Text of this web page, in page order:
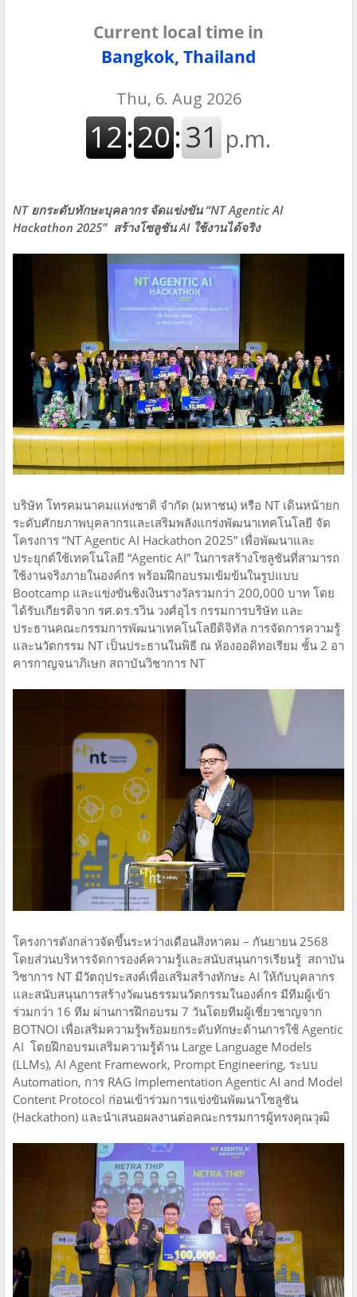
Current local time in
Bangkok, Thailand
NT ยกระดับทักษะบุคลากร จัดแข่งขัน “NT Agentic AI
Hackathon 2025” สร้างโซลูชัน AI ใช้งานได้จริง
บริษัท โทรคมนาคมแห่งชาติ จำกัด (มหาชน) หรือ NT เดินหน้ายก
ระดับศักยภาพบุคลากรและเสริมพลังแกร่งพัฒนาเทคโนโลยี จัด
โครงการ “NT Agentic AI Hackathon 2025” เพื่อพัฒนาและ
ประยุกต์ใช้เทคโนโลยี “Agentic AI” ในการสร้างโซลูชันที่สามารถ
ใช้งานจริงภายในองค์กร พร้อมฝึกอบรมเข้มข้นในรูปแบบ
Bootcamp และแข่งขันชิงเงินรางวัลรวมกว่า 200,000 บาท โดย
ได้รับเกียรติจาก รศ.ดร.รวิน วงศ์อุไร กรรมการบริษัท และ
ประธานคณะกรรมการพัฒนาเทคโนโลยีดิจิทัล การจัดการความรู้
และนวัตกรรม NT เป็นประธานในพิธี ณ ห้องออดิทอเรียม ชั้น 2 อา
คารกาญจนาภิเษก สถาบันวิชาการ NT
โครงการดังกล่าวจัดขึ้นระหว่างเดือนสิงหาคม – กันยายน 2568
โดยส่วนบริหารจัดการองค์ความรู้และสนับสนุนการเรียนรู้ สถาบัน
วิชาการ NT มีวัตถุประสงค์เพื่อเสริมสร้างทักษะ AI ให้กับบุคลากร
และสนับสนุนการสร้างวัฒนธรรมนวัตกรรมในองค์กร มีทีมผู้เข้า
ร่วมกว่า 16 ทีม ผ่านการฝึกอบรม 7 วันโดยทีมผู้เชี่ยวชาญจาก
BOTNOI เพื่อเสริมความรู้พร้อมยกระดับทักษะด้านการใช้ Agentic
AI โดยฝึกอบรมเสริมความรู้ด้าน Large Language Models
(LLMs), AI Agent Framework, Prompt Engineering, ระบบ
Automation, การ RAG Implementation Agentic AI and Model
Content Protocol ก่อนเข้าร่วมการแข่งขันพัฒนาโซลูชัน
(Hackathon) และนำเสนอผลงานต่อคณะกรรมการผู้ทรงคุณวุฒิ